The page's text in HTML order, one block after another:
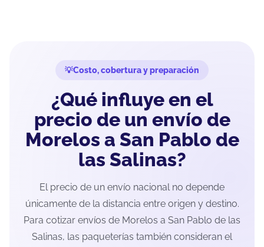
Costo, cobertura y preparación
¿Qué influye en el
precio de un envío de
Morelos a San Pablo de
las Salinas?
El precio de un envío nacional no depende
únicamente de la distancia entre origen y destino.
Para cotizar envíos de Morelos a San Pablo de las
Salinas, las paqueterías también consideran el